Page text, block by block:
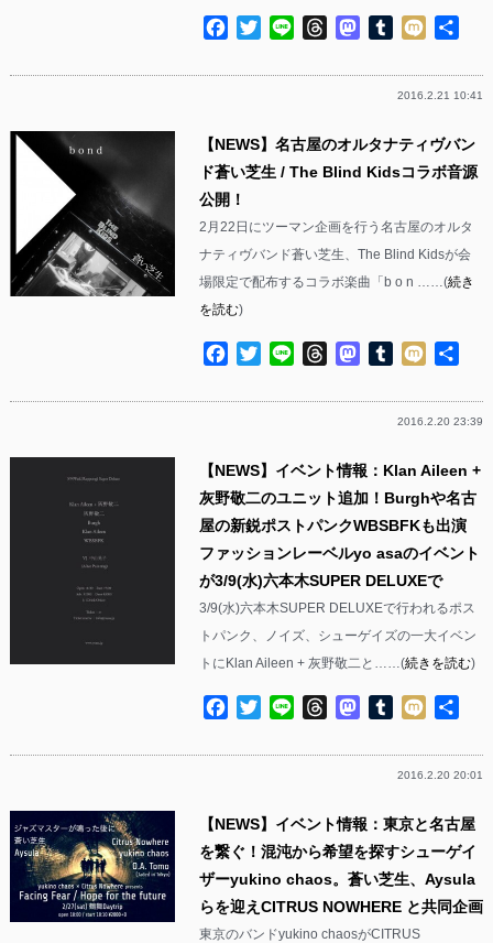
Facebook
TwitterLine ThreadsMastodon
Tumblr
Mixi
2016.2.21 10:41
【NEWS】名古屋のオルタナティヴバン
ド蒼い芝生 / The Blind Kidsコラボ音源
公開！
2月22日にツーマン企画を行う名古屋のオルタ
ナティヴバンド蒼い芝生、The Blind Kidsが会
場限定で配布するコラボ楽曲「b o n ……(続き
を読む)
Facebook
TwitterLine ThreadsMastodon
Tumblr
Mixi
2016.2.20 23:39
【NEWS】イベント情報：Klan Aileen +
灰野敬二のユニット追加！Burghや名古
屋の新鋭ポストパンクWBSBFKも出演
ファッションレーベルyo asaのイベント
が3/9(水)六本木SUPER DELUXEで
3/9(水)六本木SUPER DELUXEで行われるポス
トパンク、ノイズ、シューゲイズの一大イベン
トにKlan Aileen + 灰野敬二と……(続きを読む)
Facebook
TwitterLine ThreadsMastodon
Tumblr
Mixi
2016.2.20 20:01
【NEWS】イベント情報：東京と名古屋
を繋ぐ！混沌から希望を探すシューゲイ
ザーyukino chaos。蒼い芝生、Aysula
らを迎えCITRUS NOWHERE と共同企画
東京のバンドyukino chaosがCITRUS